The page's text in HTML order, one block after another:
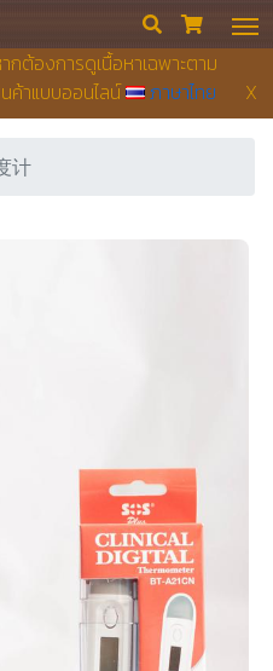
กต้องการดูเนื้อหาเฉพาะตาม
ค้าแบบออนไลน์
ภาษาไทย X
 
计